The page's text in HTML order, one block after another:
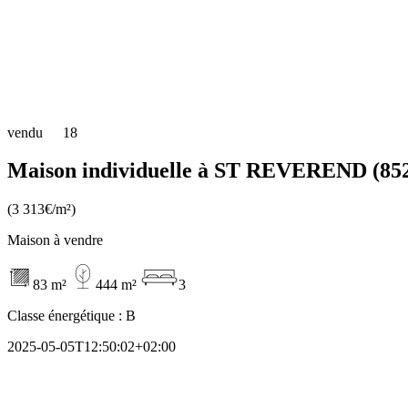
vendu 18
Maison individuelle à ST REVEREND
(3 313€/m²)
Maison à vendre
83 m² 444 m²
3
Classe énergétique : B
2025-05-05T12:50:02+02:00